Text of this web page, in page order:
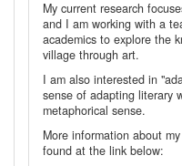
My current research
and I am working with a
academics to explore the
village through art.
I am also interested in
sense of adapting literary
metaphorical sense.
More information about
found at the link below: